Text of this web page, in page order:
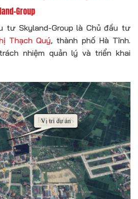
Group
tư Skyland-Group là Chủ đầu tư
Thạch Quý, thành phố Hà Tĩnh.
nhiệm quản lý và triển khai